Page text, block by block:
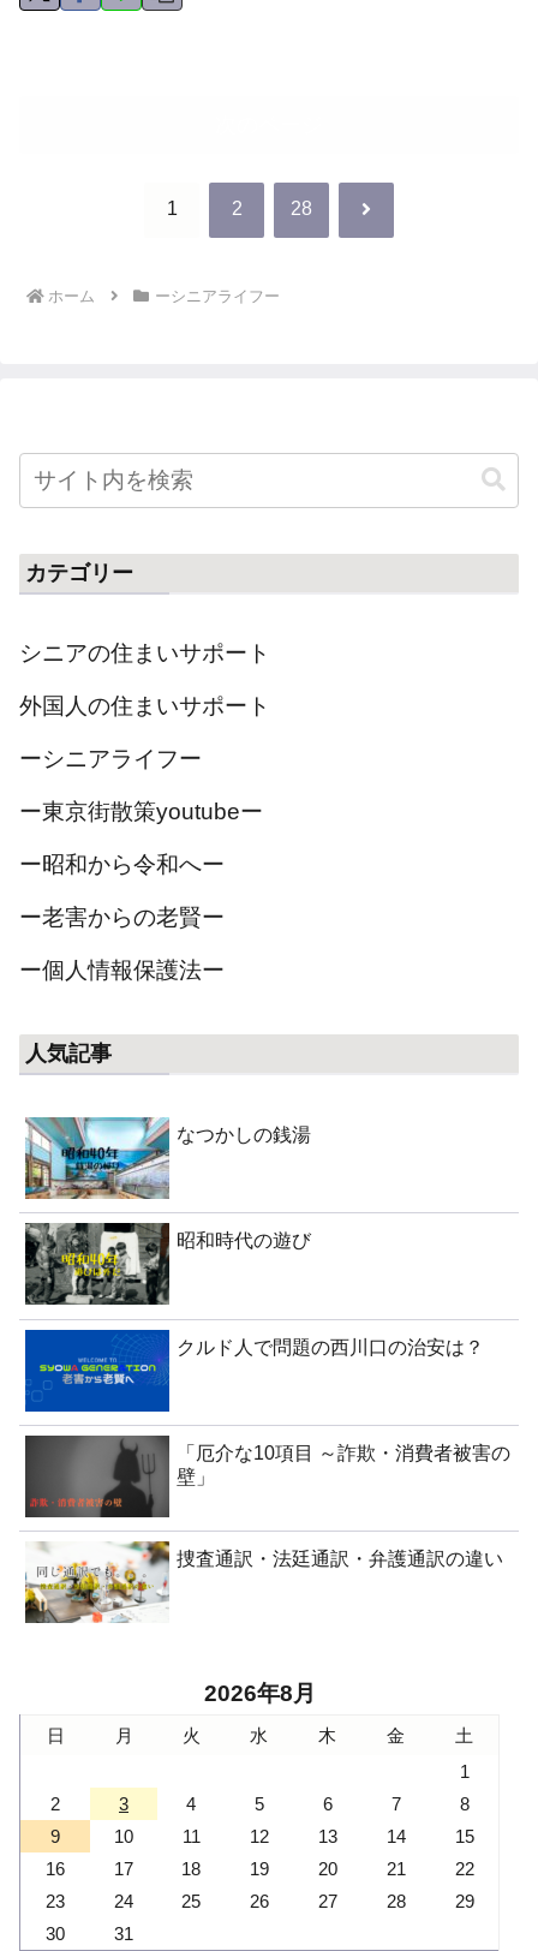
1 2 28 次
ホーム ーシニアライフー
カテゴリー
シニアの住まいサポート
外国人の住まいサポート
ーシニアライフー
ー東京街散策youtubeー
ー昭和から令和へー
ー老害からの老賢ー
ー個人情報保護法ー
人気記事
なつかしの銭湯
昭和時代の遊び
クルド人で問題の西川口の治安は？
「厄介な10項目 ～詐欺・消費者被害の
壁」
捜査通訳・法廷通訳・弁護通訳の違い
2026年8月
日 月 火 水 木 金
土
1
2
3 4 5 6 7
8
9
10 11 12 13 14
15
16
17 18 19 20 21
22
23
24 25 26 27 28
29
30
31